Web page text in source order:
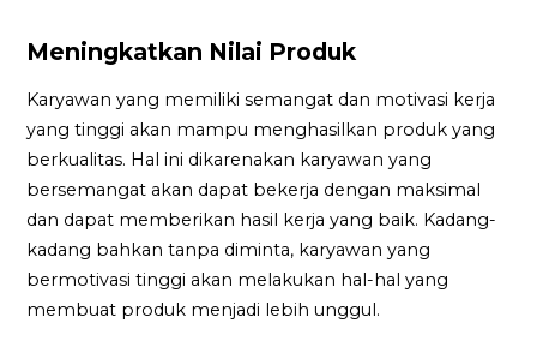
Meningkatkan Nilai Produk
Karyawan yang memiliki semangat dan motivasi kerja
yang tinggi akan mampu menghasilkan produk yang
berkualitas. Hal ini dikarenakan karyawan yang
bersemangat akan dapat bekerja dengan maksimal
dan dapat memberikan hasil kerja yang baik. Kadang-
kadang bahkan tanpa diminta, karyawan yang
bermotivasi tinggi akan melakukan hal-hal yang
membuat produk menjadi lebih unggul.